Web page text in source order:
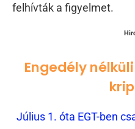
felhívták a figyelmet.
Engedély
Július 1. óta EGT-ben